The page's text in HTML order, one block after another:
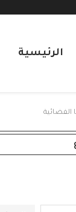
الرئيسية
الفضائية